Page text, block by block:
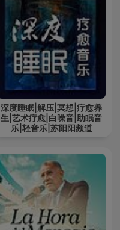
深度睡眠|解压|冥想|疗愈养
生|艺术疗愈|白噪音|助眠音
乐|轻音乐|苏阳阳频道